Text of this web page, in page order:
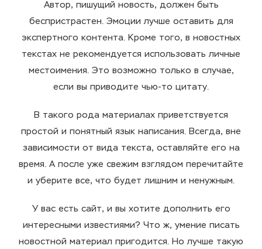
Автор, пишущий новость, должен быть
беспристрастен. Эмоции лучше оставить для
экспертного контента. Кроме того, в новостных
текстах не рекомендуется использовать личные
местоимения. Это возможно только в случае,
если вы приводите чью-то цитату.
В такого рода материалах приветствуется
простой и понятный язык написания. Всегда, вне
зависимости от вида текста, оставляйте его на
время. А после уже свежим взглядом перечитайте
и уберите все, что будет лишним и ненужным.
У вас есть сайт, и вы хотите дополнить его
интересными известиями? Что ж, умение писать
новостной материал пригодится. Но лучше такую